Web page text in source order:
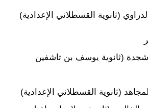
الدراوي (ثانوية القسطلاني الإعدادية)
(ثانوية يوسف بن تاشفين
(ثانوية القسطلاني الإعدادية)